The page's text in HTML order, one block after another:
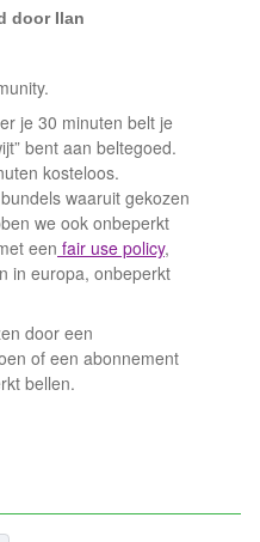
doorIlan
je 30 minuten belt je
bent aan beltegoed.
kosteloos.
waaruit gekozen
we ook onbeperkt
een fair use policy,
in europa, onbeperkt
door een
of een abonnement
bellen.